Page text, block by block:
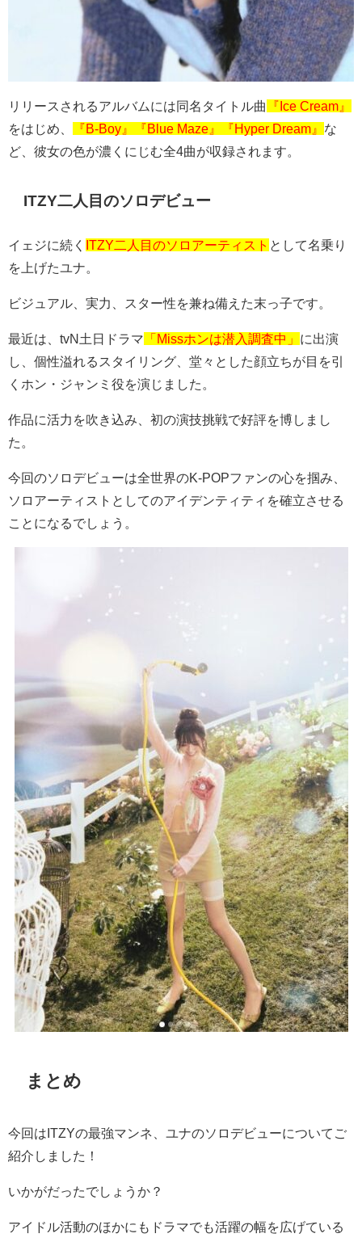
リリースされるアルバムには同名タイトル曲
『Ice Cream』
をはじめ、
『B-Boy』『Blue Maze』『Hyper Dream』 な
ど、彼女の色が濃くにじむ全4曲が収録されます。
ITZY二人目のソロデビュー
イェジに続く ITZY二人目のソロアーティスト として名乗り
を上げたユナ。
ビジュアル、実力、スター性を兼ね備えた末っ子です。
最近は、 tvN 土日ドラマ 「Missホンは潜入調査中」 に出演
し、個性溢れるスタイリング、堂々とした顔立ちが目を引
くホン・ジャンミ役を演じました。
作品に活力を吹き込み、初の演技挑戦で好評を博しまし
た。
今回のソロデビューは全世界のK-POPファンの心を掴み、
ソロアーティストとしてのアイデンティティを確立させる
ことになるでしょう。
まとめ
今回はITZYの最強マンネ、ユナのソロデビューについてご
紹介しました！
いかがだったでしょうか？
アイドル活動のほかにもドラマでも活躍の幅を広げている